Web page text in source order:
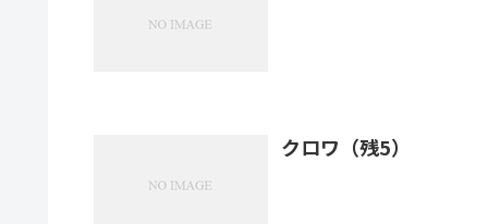
クロワ（残5）